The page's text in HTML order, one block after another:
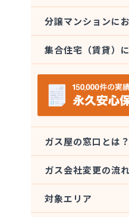
分譲マンションに
集合住宅（賃貸）
ガス屋の窓口とは？
ガス会社変更の流れ
対象エリア